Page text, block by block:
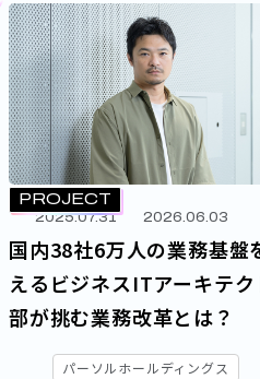
PROJECT
2025.07.31 2026.06.03
国内38社6万人の業務基盤
えるビジネスITアーキテク
部が挑む業務改革とは？
パーソルホールディングス